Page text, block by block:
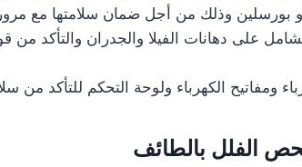
بورسلين وذلك من أجل ضمان سلامتها مع
على دهانات الفيلا والجدران والتأكد
ومفاتيح الكهرباء ولوحة التحكم للتأكد من
الفلل بالطائف